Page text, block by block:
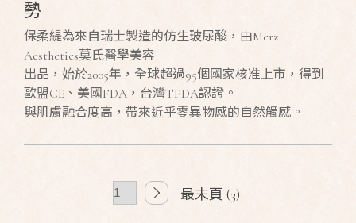
勢
保柔緹為來自瑞士製造的仿生玻尿酸，由Merz
Aesthetics莫氏醫學美容
出品，始於2005年，全球超過95個國家核准上市，得到
歐盟CE、美國FDA，台灣TFDA認證。
與肌膚融合度高，帶來近乎零異物感的自然觸感。
最末頁 (3)